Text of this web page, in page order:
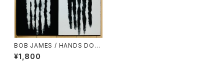
BOB JAMES / HANDS DOW
N
¥1,800